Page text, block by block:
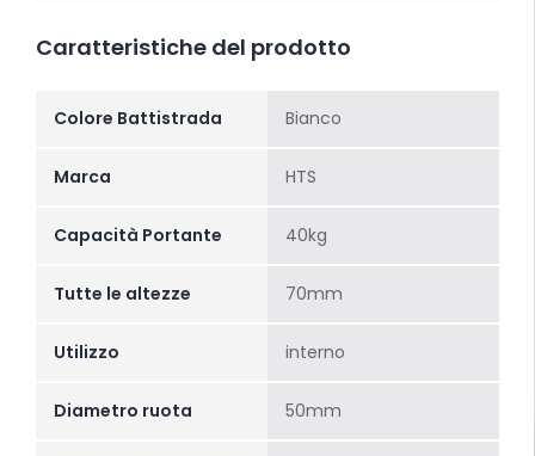
Caratteristiche del prodotto
Colore Battistrada Bianco
Marca HTS
Capacità Portante 40kg
Tutte le altezze 70mm
Utilizzo interno
Diametro ruota 50mm